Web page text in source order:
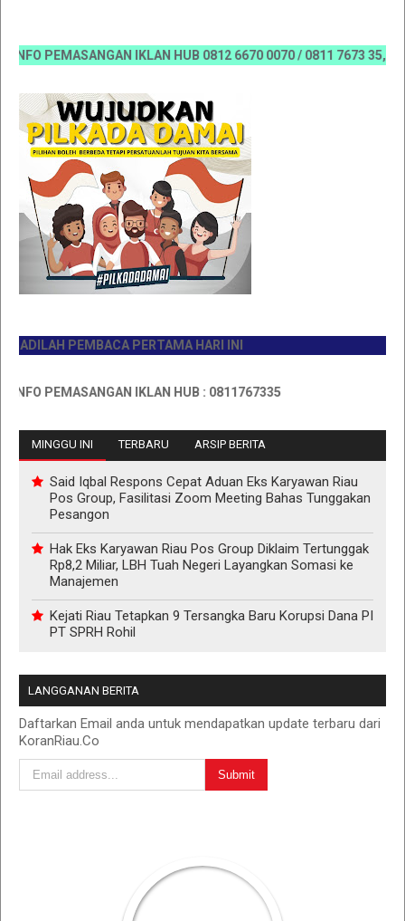
PEMASANGAN IKLAN HUB 0812 6670 0070 / 0811 7673 35,
PEMBACA PERTAMA HARI INI
PEMASANGAN IKLAN HUB : 0811767335
MINGGU INI TERBARU ARSIP BERITA
Said Iqbal Respons Cepat Aduan Eks Karyawan Riau
Pos Group, Fasilitasi Zoom Meeting Bahas Tunggakan
Pesangon
Hak Eks Karyawan Riau Pos Group Diklaim Tertunggak
Rp8,2 Miliar, LBH Tuah Negeri Layangkan Somasi ke
Manajemen
Kejati Riau Tetapkan 9 Tersangka Baru Korupsi Dana PI
PT SPRH Rohil
LANGGANAN BERITA
Daftarkan Email anda untuk mendapatkan update terbaru dari
KoranRiau.Co